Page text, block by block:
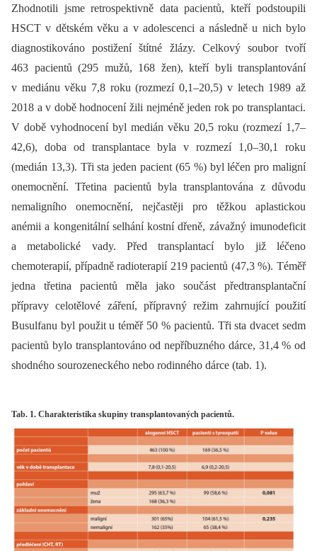
Zhodnotili jsme retrospektivně data pacientů, kteří podstoupili
HSCT v dětském věku a v adolescenci a následně u nich bylo
diagnostikováno postižení štítné žlázy. Celkový soubor tvoří
463 pacientů (295 mužů, 168 žen), kteří byli transplantování
v mediánu věku 7,8 roku (rozmezí 0,1–20,5) v letech 1989 až
2018 a v době hodnocení žili nejméně jeden rok po transplantaci.
V době vyhodnocení byl medián věku 20,5 roku (rozmezí 1,7–
42,6), doba od transplantace byla v rozmezí 1,0–30,1 roku
(medián 13,3). Tři sta jeden pacient (65 %) byl léčen pro maligní
onemocnění. Třetina pacientů byla transplantována z důvodu
nemaligního onemocnění, nejčastěji pro těžkou aplastickou
anémii a kongenitální selhání kostní dřeně, závažný imunodeficit
a metabolické vady. Před transplantací bylo již léčeno
chemoterapií, případně radioterapií 219 pacientů (47,3 %). Téměř
jedna třetina pacientů měla jako součást předtransplantační
přípravy celotělové záření, přípravný režim zahrnující použití
Busulfanu byl použit u téměř 50 % pacientů. Tři sta dvacet sedm
pacientů bylo transplantováno od nepříbuzného dárce, 31,4 % od
shodného sourozeneckého nebo rodinného dárce (tab. 1).
Tab. 1. Charakteristika skupiny transplantovaných pacientů.